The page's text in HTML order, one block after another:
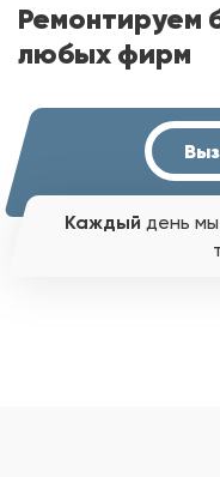
Ремонтируем
любых фирм
Каждый день